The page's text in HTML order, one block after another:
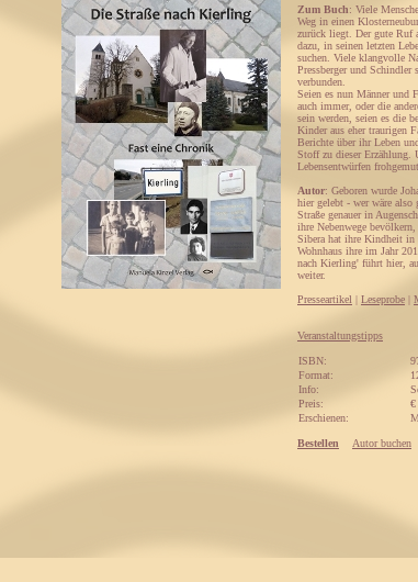
Zum Buch: Viele
Weg in einen
zurück liegt. Der gute Ruf
dazu, in seinen letzten
suchen. Viele klangvolle
Pressberger und
verbunden.
Seien es nun Männer und
auch immer, oder die
sein werden, seien es die
Kinder aus eher traurigen
Berichte über ihr Leben
Stoff zu dieser Erzählung.
Lebensentwürfen
Autor: Geboren wurde
hier gelebt - wer wäre
Straße genauer in
ihre Nebenwege
Sibera hat ihre Kindheit in
Wohnhaus ihre im Jahr
nach Kierling' führt hier,
weiter.
Presseartikel | Leseprobe |
Veranstaltungstipps
ISBN:
Format:
Info:
Preis:
€
Erschienen:
Bestellen Autor buchen